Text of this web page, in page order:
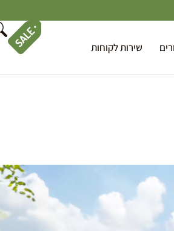
שירות לקוחות